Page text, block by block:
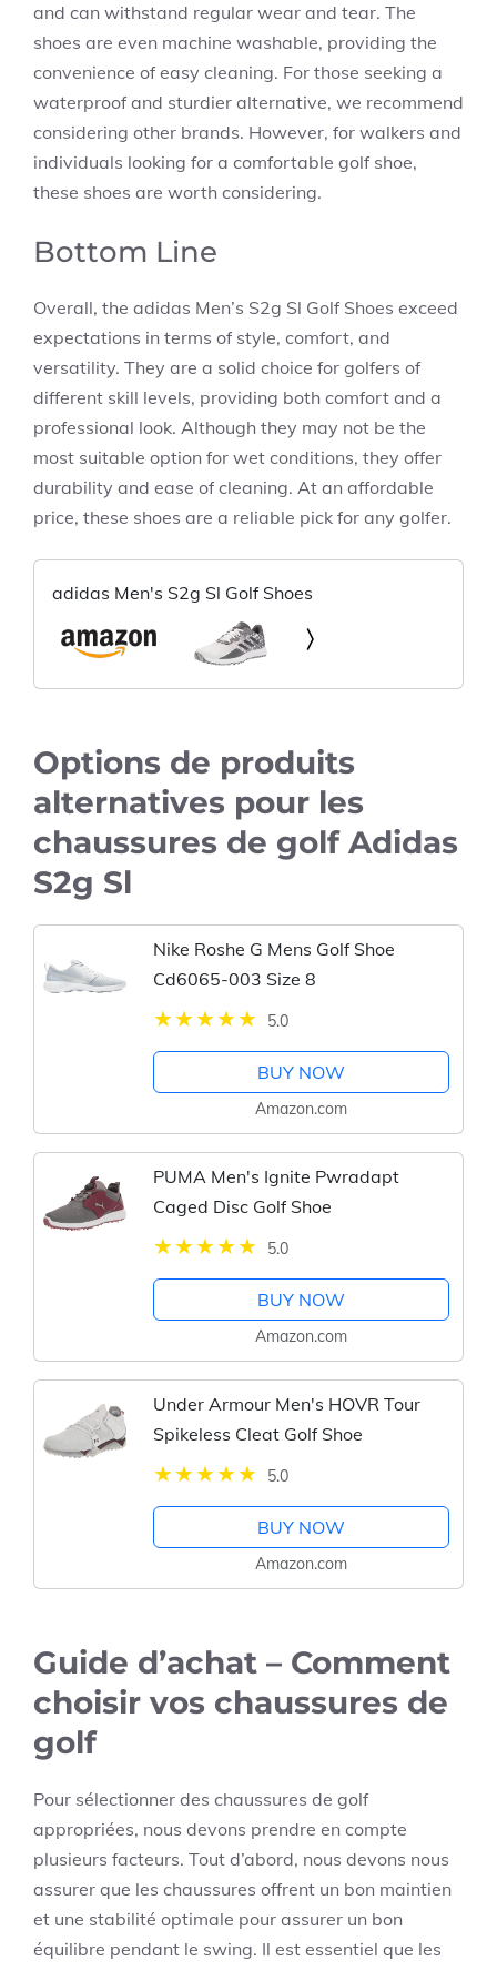
and can withstand regular wear and tear. The
shoes are even machine washable, providing the
convenience of easy cleaning. For those seeking a
waterproof and sturdier alternative, we recommend
considering other brands. However, for walkers and
individuals looking for a comfortable golf shoe,
these shoes are worth considering.
Bottom Line
Overall, the adidas Men’s S2g Sl Golf Shoes exceed
expectations in terms of style, comfort, and
versatility. They are a solid choice for golfers of
different skill levels, providing both comfort and a
professional look. Although they may not be the
most suitable option for wet conditions, they offer
durability and ease of cleaning. At an affordable
price, these shoes are a reliable pick for any golfer.
adidas Men's S2g Sl Golf Shoes
Options de produits
alternatives pour les
chaussures de golf Adidas
S2g Sl
Nike Roshe G Mens Golf Shoe
Cd6065-003 Size 8
5.0
BUY NOW
Amazon.com
PUMA Men's Ignite Pwradapt
Caged Disc Golf Shoe
5.0
BUY NOW
Amazon.com
Under Armour Men's HOVR Tour
Spikeless Cleat Golf Shoe
5.0
BUY NOW
Amazon.com
Guide d’achat – Comment
choisir vos chaussures de
golf
Pour sélectionner des chaussures de golf
appropriées, nous devons prendre en compte
plusieurs facteurs. Tout d’abord, nous devons nous
assurer que les chaussures offrent un bon maintien
et une stabilité optimale pour assurer un bon
équilibre pendant le swing. Il est essentiel que les